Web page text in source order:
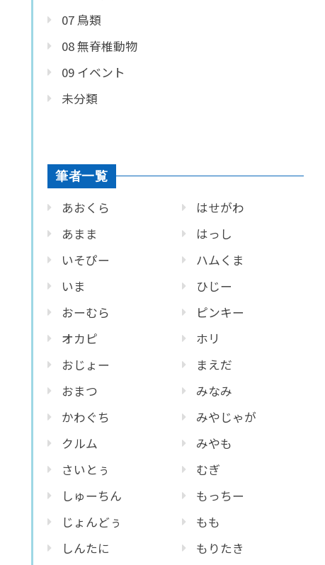
07 鳥類
08 無脊椎動物
09 イベント
未分類
筆者一覧
あおくら
あまま
いそぴー
いま
おーむら
オカピ
おじょー
おまつ
かわぐち
クルム
さいとぅ
しゅーちん
じょんどぅ
しんたに
はせがわ
はっし
ハムくま
ひじー
ピンキー
ホリ
まえだ
みなみ
みやじゃが
みやも
むぎ
もっちー
もも
もりたき